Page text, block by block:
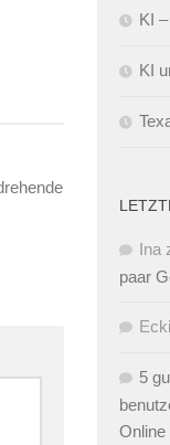
KI
KI
Ina
paar
5
Online